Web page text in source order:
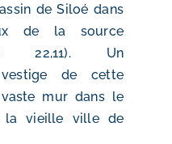
de Siloé dans
de la source
22,11). Un
vestige de cette
mur dans le
la vieille ville de